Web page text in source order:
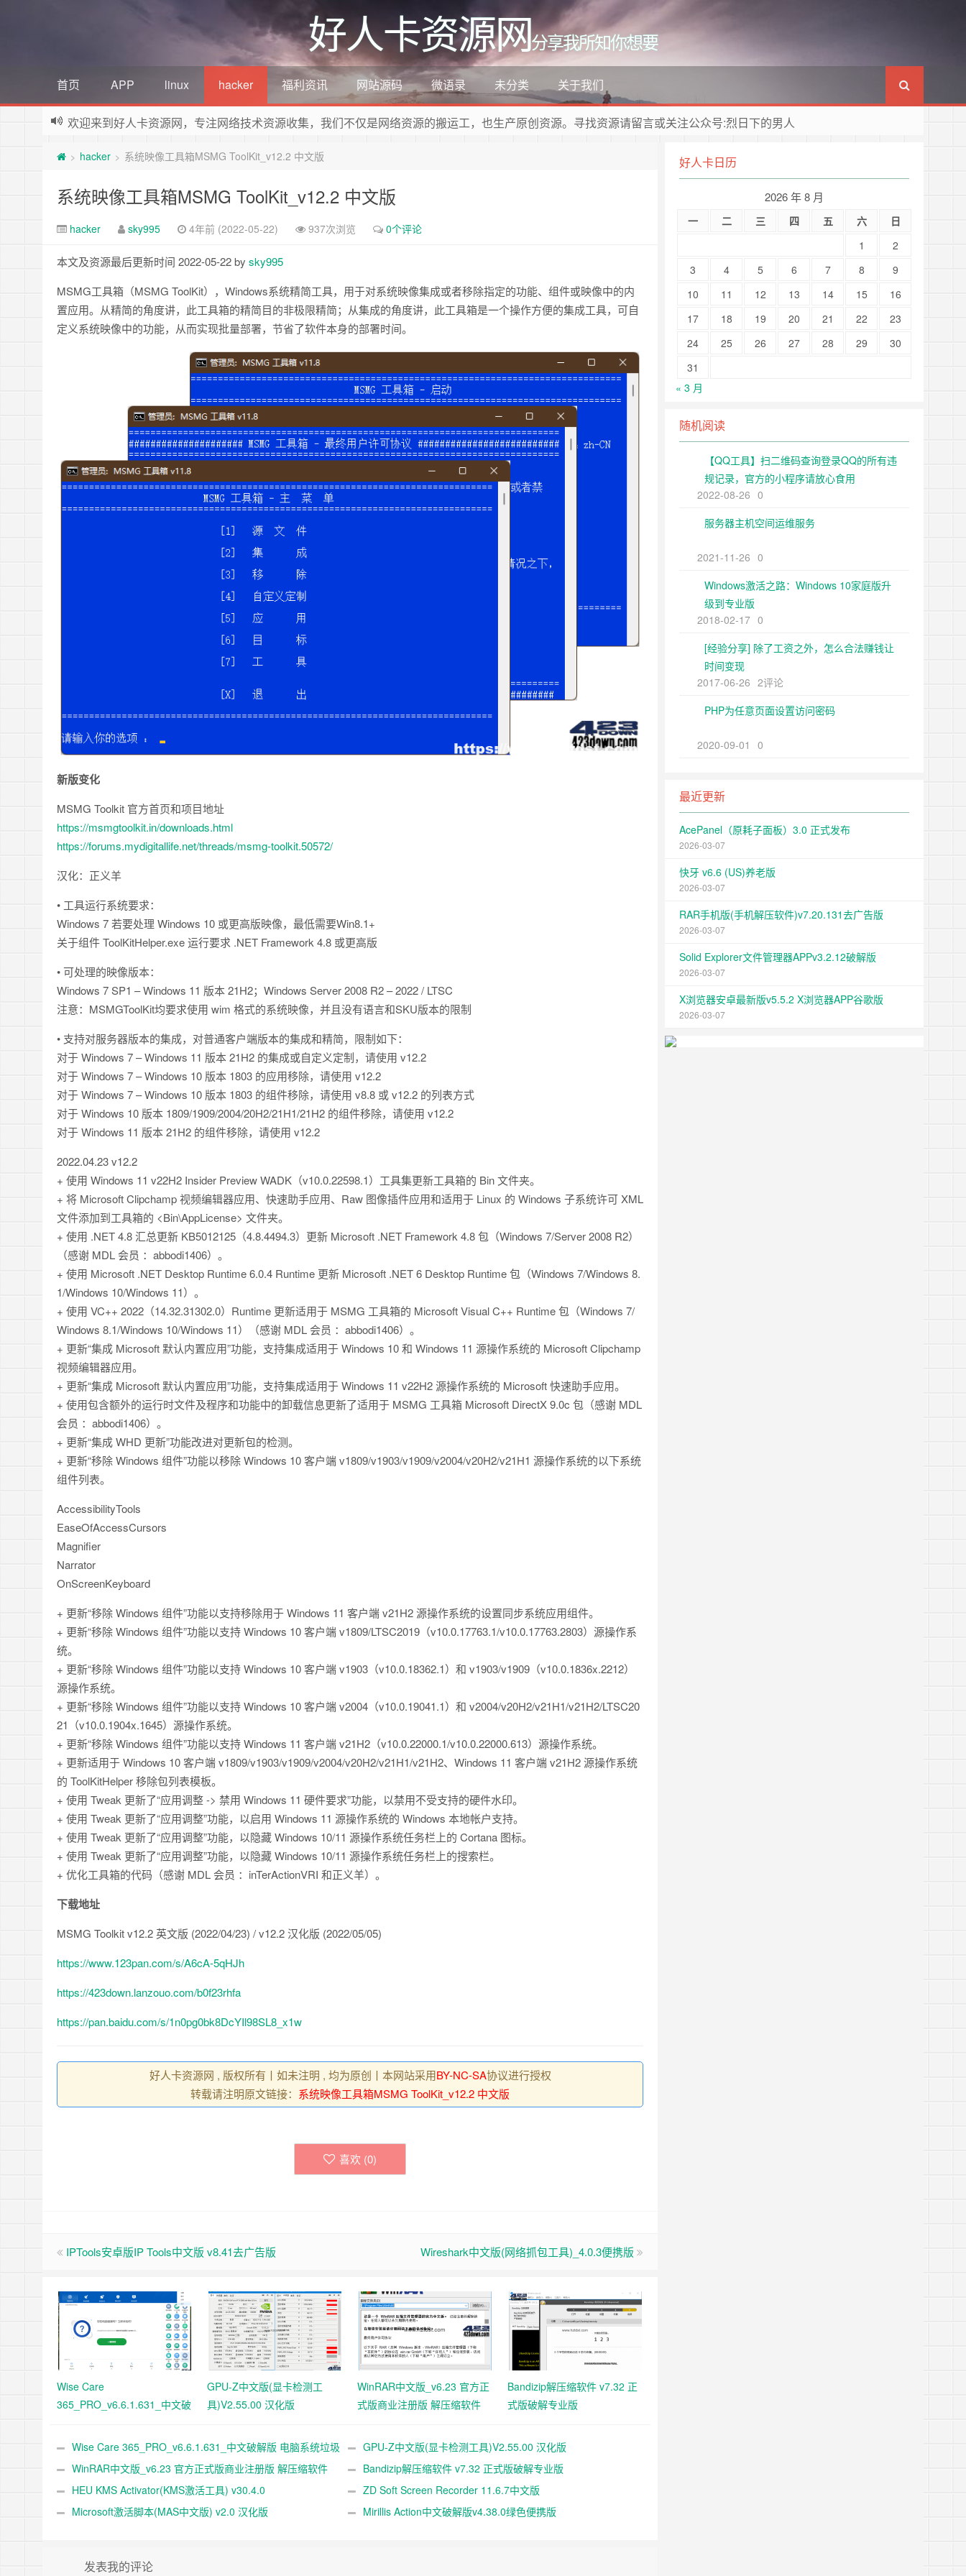
好人卡资源网分享我所知你想要
首页 APP linux hacker 福利资讯 网站源码 微语录 未分类 关于我们
欢迎来到好人卡资源网，专注网络技术资源收集，我们不仅是网络资源的搬运工，也生产原创资源。寻找资源请留言或关注公众号:烈日下的男人
> hacker > 系统映像工具箱MSMG ToolKit_v12.2 中文版
系统映像工具箱MSMG ToolKit_v12.2 中文版
hacker sky995 4年前 (2022-05-22) 937次浏览 0个评论
本文及资源最后更新时间 2022-05-22 by sky995
MSMG工具箱（MSMG ToolKit），Windows系统精简工具，用于对系统映像集成或者移除指定的功能、组件或映像中的内
置应用。从精简的角度讲，此工具箱的精简目的非极限精简；从集成的角度讲，此工具箱是一个操作方便的集成工具，可自
定义系统映像中的功能，从而实现批量部署，节省了软件本身的部署时间。
新版变化
MSMG Toolkit 官方首页和项目地址
https://msmgtoolkit.in/downloads.html
https://forums.mydigitallife.net/threads/msmg-toolkit.50572/
汉化：正义羊
• 工具运行系统要求：
Windows 7 若要处理 Windows 10 或更高版映像，最低需要Win8.1+
关于组件 ToolKitHelper.exe 运行要求 .NET Framework 4.8 或更高版
• 可处理的映像版本：
Windows 7 SP1 – Windows 11 版本 21H2；Windows Server 2008 R2 – 2022 / LTSC
注意：MSMGToolKit均要求使用 wim 格式的系统映像，并且没有语言和SKU版本的限制
• 支持对服务器版本的集成，对普通客户端版本的集成和精简，限制如下：
对于 Windows 7 – Windows 11 版本 21H2 的集成或自定义定制，请使用 v12.2
对于 Windows 7 – Windows 10 版本 1803 的应用移除，请使用 v12.2
对于 Windows 7 – Windows 10 版本 1803 的组件移除，请使用 v8.8 或 v12.2 的列表方式
对于 Windows 10 版本 1809/1909/2004/20H2/21H1/21H2 的组件移除，请使用 v12.2
对于 Windows 11 版本 21H2 的组件移除，请使用 v12.2
2022.04.23 v12.2
+ 使用 Windows 11 v22H2 Insider Preview WADK（v10.0.22598.1）工具集更新工具箱的 Bin 文件夹。
+ 将 Microsoft Clipchamp 视频编辑器应用、快速助手应用、Raw 图像插件应用和适用于 Linux 的 Windows 子系统许可 XML
文件添加到工具箱的 <Bin\AppLicense> 文件夹。
+ 使用 .NET 4.8 汇总更新 KB5012125（4.8.4494.3）更新 Microsoft .NET Framework 4.8 包（Windows 7/Server 2008 R2）
（感谢 MDL 会员 ：abbodi1406）。
+ 使用 Microsoft .NET Desktop Runtime 6.0.4 Runtime 更新 Microsoft .NET 6 Desktop Runtime 包（Windows 7/Windows 8.
1/Windows 10/Windows 11）。
+ 使用 VC++ 2022（14.32.31302.0）Runtime 更新适用于 MSMG 工具箱的 Microsoft Visual C++ Runtime 包（Windows 7/
Windows 8.1/Windows 10/Windows 11）（感谢 MDL 会员 ：abbodi1406）。
+ 更新“集成 Microsoft 默认内置应用”功能，支持集成适用于 Windows 10 和 Windows 11 源操作系统的 Microsoft Clipchamp
视频编辑器应用。
+ 更新“集成 Microsoft 默认内置应用”功能，支持集成适用于 Windows 11 v22H2 源操作系统的 Microsoft 快速助手应用。
+ 使用包含额外的运行时文件及程序和功能中的卸载信息更新了适用于 MSMG 工具箱 Microsoft DirectX 9.0c 包（感谢 MDL
会员 ：abbodi1406）。
+ 更新“集成 WHD 更新”功能改进对更新包的检测。
+ 更新“移除 Windows 组件”功能以移除 Windows 10 客户端 v1809/v1903/v1909/v2004/v20H2/v21H1 源操作系统的以下系统
组件列表。
AccessibilityTools
EaseOfAccessCursors
Magnifier
Narrator
OnScreenKeyboard
+ 更新“移除 Windows 组件”功能以支持移除用于 Windows 11 客户端 v21H2 源操作系统的设置同步系统应用组件。
+ 更新“移除 Windows 组件”功能以支持 Windows 10 客户端 v1809/LTSC2019（v10.0.17763.1/v10.0.17763.2803）源操作系
统。
+ 更新“移除 Windows 组件”功能以支持 Windows 10 客户端 v1903（v10.0.18362.1）和 v1903/v1909（v10.0.1836x.2212）
源操作系统。
+ 更新“移除 Windows 组件”功能以支持 Windows 10 客户端 v2004（v10.0.19041.1）和 v2004/v20H2/v21H1/v21H2/LTSC20
21（v10.0.1904x.1645）源操作系统。
+ 更新“移除 Windows 组件”功能以支持 Windows 11 客户端 v21H2（v10.0.22000.1/v10.0.22000.613）源操作系统。
+ 更新适用于 Windows 10 客户端 v1809/v1903/v1909/v2004/v20H2/v21H1/v21H2、Windows 11 客户端 v21H2 源操作系统
的 ToolKitHelper 移除包列表模板。
+ 使用 Tweak 更新了“应用调整 -> 禁用 Windows 11 硬件要求”功能，以禁用不受支持的硬件水印。
+ 使用 Tweak 更新了“应用调整”功能，以启用 Windows 11 源操作系统的 Windows 本地帐户支持。
+ 使用 Tweak 更新了“应用调整”功能，以隐藏 Windows 10/11 源操作系统任务栏上的 Cortana 图标。
+ 使用 Tweak 更新了“应用调整”功能，以隐藏 Windows 10/11 源操作系统任务栏上的搜索栏。
+ 优化工具箱的代码（感谢 MDL 会员 ：inTerActionVRI 和正义羊）。
下载地址
MSMG Toolkit v12.2 英文版 (2022/04/23) / v12.2 汉化版 (2022/05/05)
https://www.123pan.com/s/A6cA-5qHJh
https://423down.lanzouo.com/b0f23rhfa
https://pan.baidu.com/s/1n0pg0bk8DcYIl98SL8_x1w
好人卡资源网 , 版权所有丨如未注明 , 均为原创丨本网站采用BY-NC-SA协议进行授权
转载请注明原文链接： 系统映像工具箱MSMG ToolKit_v12.2 中文版
喜欢 (0)
IPTools安卓版IP Tools中文版 v8.41去广告版 Wireshark中文版(网络抓包工具)_4.0.3便携版
Wise Care
365_PRO_v6.6.1.631_中文破
GPU-Z中文版(显卡检测工
具)V2.55.00 汉化版
WinRAR中文版_v6.23 官方正
式版商业注册版 解压缩软件
Bandizip解压缩软件 v7.32 正
式版破解专业版
Wise Care 365_PRO_v6.6.1.631_中文破解版 电脑系统垃圾
清理软件
GPU-Z中文版(显卡检测工具)V2.55.00 汉化版
WinRAR中文版_v6.23 官方正式版商业注册版 解压缩软件
Bandizip解压缩软件 v7.32 正式版破解专业版
HEU KMS Activator(KMS激活工具) v30.4.0
ZD Soft Screen Recorder 11.6.7中文版
Microsoft激活脚本(MAS中文版) v2.0 汉化版
Mirillis Action中文破解版v4.38.0绿色便携版
发表我的评论
好人卡日历
2026 年 8 月
一 二 三 四 五 六
日
1
2
3
4 5 6 7 8
9
10
11 12 13 14 15
16
17
18 19 20 21 22
23
24
25 26 27 28 29
30
31
« 3 月
随机阅读
【QQ工具】扫二维码查询登录QQ的所有违
规记录，官方的小程序请放心食用
2022-08-26 0
服务器主机空间运维服务
2021-11-26 0
Windows激活之路：Windows 10家庭版升
级到专业版
2018-02-17 0
[经验分享] 除了工资之外，怎么合法赚钱让
时间变现
2017-06-26 2评论
PHP为任意页面设置访问密码
2020-09-01 0
最近更新
AcePanel（原耗子面板）3.0 正式发布
2026-03-07
快牙 v6.6 (US)养老版
2026-03-07
RAR手机版(手机解压软件)v7.20.131去广告版
2026-03-07
Solid Explorer文件管理器APPv3.2.12破解版
2026-03-07
X浏览器安卓最新版v5.5.2 X浏览器APP谷歌版
2026-03-07